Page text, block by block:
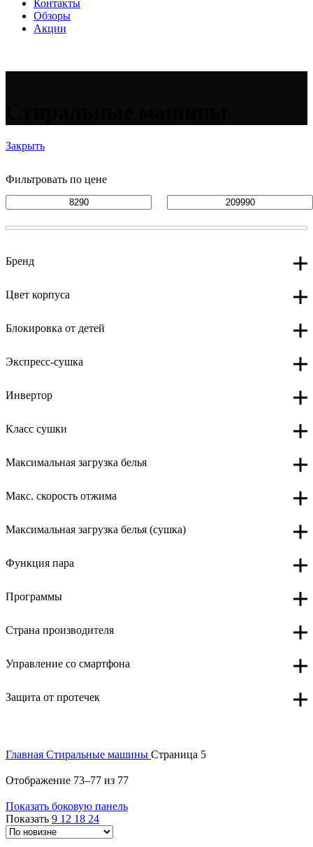
Контакты
Обзоры
Акции
Закрыть
Фильтровать по цене
Бренд
Цвет корпуса
Блокировка от детей
Экспресс-сушка
Инвертор
Класс сушки
Максимальная загрузка белья
Макс. скорость отжима
Максимальная загрузка белья (сушка)
Функция пара
Программы
Страна производителя
Управление со смартфона
Защита от протечек
Главная Стиральные машины Страница 5
Отображение 73–77 из 77Сортировка:
Показать боковую панель
Показать 9 12 18 24